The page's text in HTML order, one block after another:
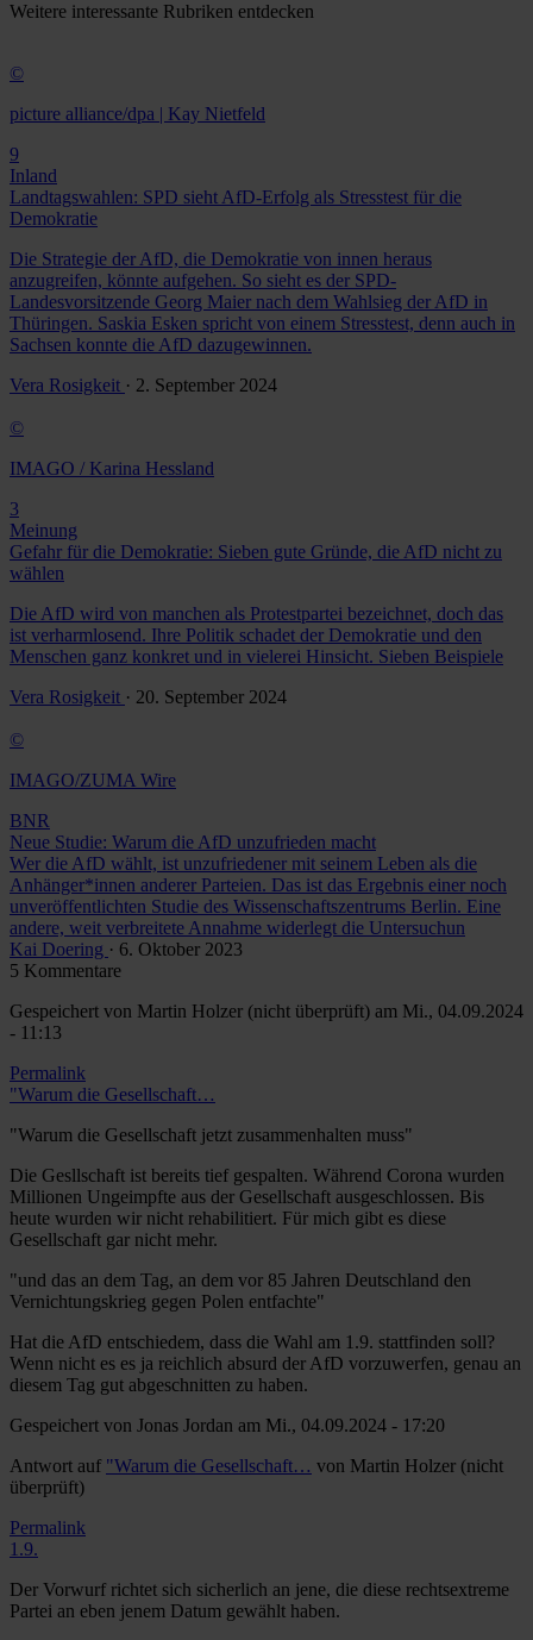
Weitere interessante Rubriken entdecken
©
picture alliance/dpa | Kay Nietfeld
9
Inland
Landtagswahlen: SPD sieht AfD-Erfolg als Stresstest für die
Demokratie
Die Strategie der AfD, die Demokratie von innen heraus
anzugreifen, könnte aufgehen. So sieht es der SPD-
Landesvorsitzende Georg Maier nach dem Wahlsieg der AfD in
Thüringen. Saskia Esken spricht von einem Stresstest, denn auch in
Sachsen konnte die AfD dazugewinnen.
Vera Rosigkeit · 2. September 2024
©
IMAGO / Karina Hessland
3
Meinung
Gefahr für die Demokratie: Sieben gute Gründe, die AfD nicht zu
wählen
Die AfD wird von manchen als Protestpartei bezeichnet, doch das
ist verharmlosend. Ihre Politik schadet der Demokratie und den
Menschen ganz konkret und in vielerei Hinsicht. Sieben Beispiele
Vera Rosigkeit · 20. September 2024
©
IMAGO/ZUMA Wire
BNR
Neue Studie: Warum die AfD unzufrieden macht
Wer die AfD wählt, ist unzufriedener mit seinem Leben als die
Anhänger*innen anderer Parteien. Das ist das Ergebnis einer noch
unveröffentlichten Studie des Wissenschaftszentrums Berlin. Eine
andere, weit verbreitete Annahme widerlegt die Untersuchun
Kai Doering · 6. Oktober 2023
5 Kommentare
Gespeichert von Martin Holzer (nicht überprüft) am Mi., 04.09.2024
- 11:13
Permalink
"Warum die Gesellschaft…
"Warum die Gesellschaft jetzt zusammenhalten muss"
Die Gesllschaft ist bereits tief gespalten. Während Corona wurden
Millionen Ungeimpfte aus der Gesellschaft ausgeschlossen. Bis
heute wurden wir nicht rehabilitiert. Für mich gibt es diese
Gesellschaft gar nicht mehr.
"und das an dem Tag, an dem vor 85 Jahren Deutschland den
Vernichtungskrieg gegen Polen entfachte"
Hat die AfD entschiedem, dass die Wahl am 1.9. stattfinden soll?
Wenn nicht es es ja reichlich absurd der AfD vorzuwerfen, genau an
diesem Tag gut abgeschnitten zu haben.
Gespeichert von Jonas Jordan am Mi., 04.09.2024 - 17:20
Antwort auf "Warum die Gesellschaft… von Martin Holzer (nicht
überprüft)
Permalink
1.9.
Der Vorwurf richtet sich sicherlich an jene, die diese rechtsextreme
Partei an eben jenem Datum gewählt haben.